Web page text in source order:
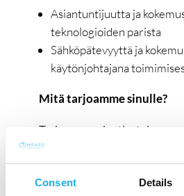
Consent Details
Asiantuntijuutta ja
teknologioiden parista
Sähköpätevyyttä ja
käytönjohtajana
Mitä tarjoamme sinulle?
Tarjoamme ainutlaatuisen
mukana kehittämässä ja
palvelukokemusta uudelle
tehtävässä pääset olemaan